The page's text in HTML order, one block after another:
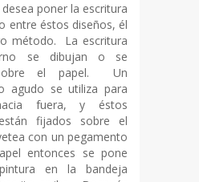
poner la escritura
entre éstos diseños, él
método. La escritura
se dibujan o se
el papel. Un
agudo se utiliza para
fuera, y éstos
fijados sobre el
con un pegamento
entonces se pone
en la bandeja